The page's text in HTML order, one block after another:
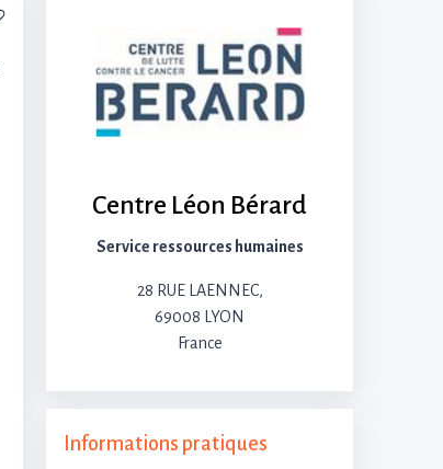
Centre Léon Bérard
Service ressources humaines
28 RUE LAENNEC,
69008 LYON
France
Informations pratiques